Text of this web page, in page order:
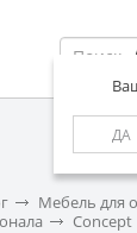
ДА
Мебель для
Concept